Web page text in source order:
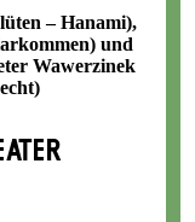
– Hanami),
und
Wawerzinek